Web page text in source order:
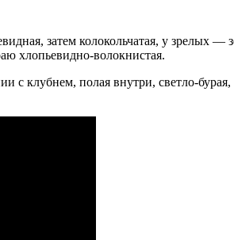
затем колокольчатая, у зрелых —
хлопьевидно-волокнистая.
с клубнем, полая внутри, светло-